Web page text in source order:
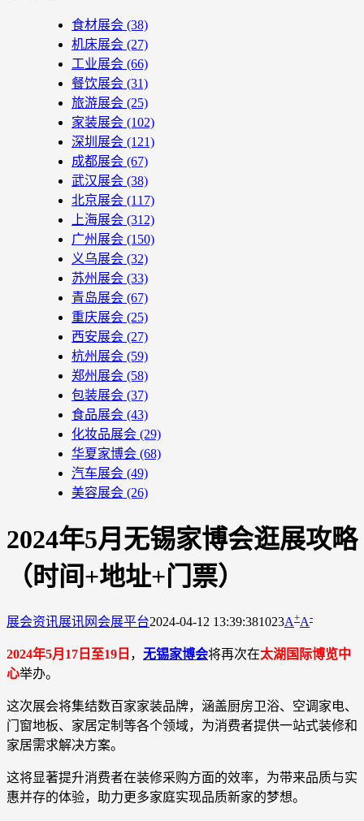
食材展会 (38)
机床展会 (27)
工业展会 (66)
餐饮展会 (31)
旅游展会 (25)
家装展会 (102)
深圳展会 (121)
成都展会 (67)
武汉展会 (38)
北京展会 (117)
上海展会 (312)
广州展会 (150)
义乌展会 (32)
苏州展会 (33)
青岛展会 (67)
重庆展会 (25)
西安展会 (27)
杭州展会 (59)
郑州展会 (58)
包装展会 (37)
食品展会 (43)
化妆品展会 (29)
华夏家博会 (68)
汽车展会 (49)
美容展会 (26)
2024年5月无锡家博会逛展攻略
（时间+地址+门票）
展会资讯展讯网会展平台2024-04-12 13:39:381023A+A-
2024年5月17日至19日 ， 无锡家博会将再次在太湖国际博览中
心举办。
这次展会将集结数百家家装品牌，涵盖厨房卫浴、空调家电、
门窗地板、家居定制等各个领域，为消费者提供一站式装修和
家居需求解决方案。
这将显著提升消费者在装修采购方面的效率，为带来品质与实
惠并存的体验，助力更多家庭实现品质新家的梦想。